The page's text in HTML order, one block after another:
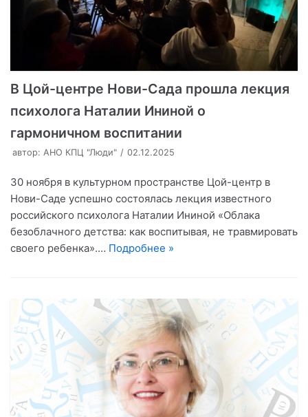
В Цой-центре Нови-Сада прошла лекция
психолога Наталии Ининой о
гармоничном воспитании
автор: АНО КПЦ "Люди" 02.12.2025
30 ноября в культурном пространстве Цой-центр в
Нови-Саде успешно состоялась лекция известного
российского психолога Наталии Ининой «Облака
безоблачного детства: как воспитывая, не травмировать
своего ребенка».… Подробнее »